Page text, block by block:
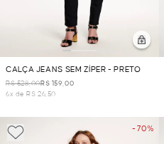
CALÇA JEANS SEM ZÍPER - PRETO
R$ 528,00R$ 159,00
6x de R$ 26,50
- 70%